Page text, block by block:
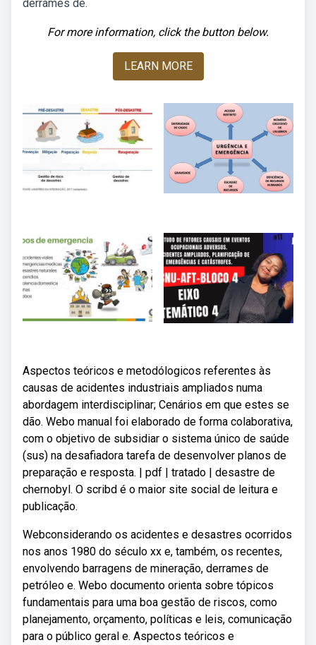
derrames de.
For more information, click the button below.
LEARN MORE
Aspectos teóricos e metodólogicos referentes às
causas de acidentes industriais ampliados numa
abordagem interdisciplinar; Cenários em que estes se
dão. Webo manual foi elaborado de forma colaborativa,
com o objetivo de subsidiar o sistema único de saúde
(sus) na desafiadora tarefa de desenvolver planos de
preparação e resposta. | pdf | tratado | desastre de
chernobyl. O scribd é o maior site social de leitura e
publicação.
Webconsiderando os acidentes e desastres ocorridos
nos anos 1980 do século xx e, também, os recentes,
envolvendo barragens de mineração, derrames de
petróleo e. Webo documento orienta sobre tópicos
fundamentais para uma boa gestão de riscos, como
planejamento, orçamento, políticas e leis, comunicação
para o público geral e. Aspectos teóricos e